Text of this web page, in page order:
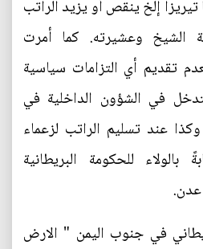
ماريا تيريزا إلخ ينقص أو يزيد الراتب
الشيخ وعشيرته. كما أمرت
تقديم أي التزامات سياسية
في الشؤون الداخلية في
عند تسليم الراتب لزعماء
بالولاء للحكومة البريطانية
عدن.
في جنوب اليمن " الارض